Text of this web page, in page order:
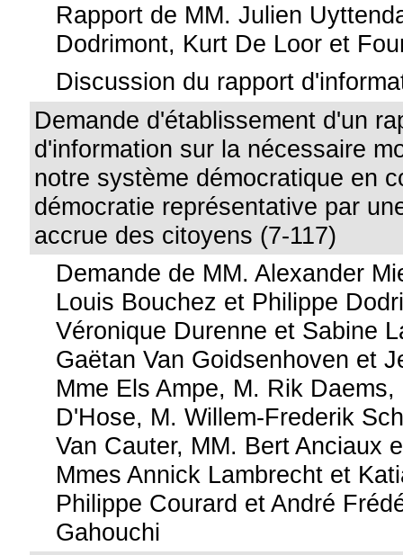
Rapport de MM. Julien
Dodrimont, Kurt De Loor et
Discussion du rapport
Demande d'établissement d'un
d'information sur la nécessaire
notre système démocratique en
démocratie représentative par
accrue des citoyens (7-117)
Demande de MM. Alexander
Louis Bouchez et Philippe
Véronique Durenne et Sabine
Gaëtan Van Goidsenhoven et
Mme Els Ampe, M. Rik
D'Hose, M. Willem-Frederik
Van Cauter, MM. Bert Anciaux
Mmes Annick Lambrecht et
Philippe Courard et André
Gahouchi